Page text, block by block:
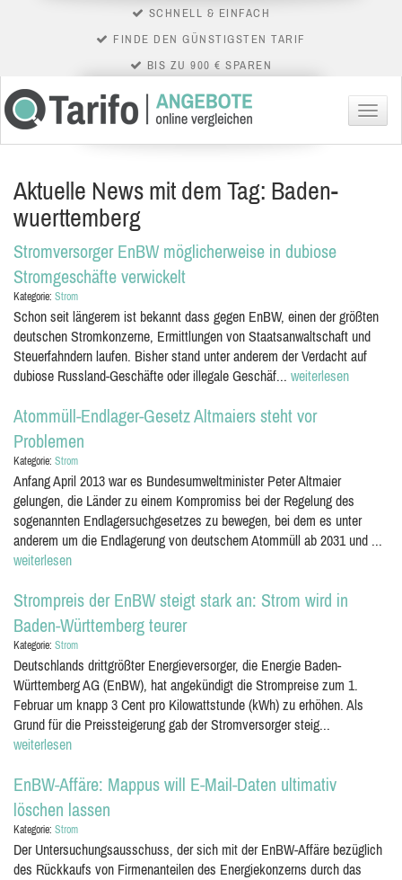
SCHNELL & EINFACH
FINDE DEN GÜNSTIGSTEN TARIF
BIS ZU 900 € SPAREN
Menü
Aktuelle News mit dem Tag: Baden-
wuerttemberg
Stromversorger EnBW möglicherweise in dubiose
Stromgeschäfte verwickelt
Kategorie: Strom
Schon seit längerem ist bekannt dass gegen EnBW, einen der größten
deutschen Stromkonzerne, Ermittlungen von Staatsanwaltschaft und
Steuerfahndern laufen. Bisher stand unter anderem der Verdacht auf
dubiose Russland-Geschäfte oder illegale Geschäf... weiterlesen
Atommüll-Endlager-Gesetz Altmaiers steht vor
Problemen
Kategorie: Strom
Anfang April 2013 war es Bundesumweltminister Peter Altmaier
gelungen, die Länder zu einem Kompromiss bei der Regelung des
sogenannten Endlagersuchgesetzes zu bewegen, bei dem es unter
anderem um die Endlagerung von deutschem Atommüll ab 2031 und ...
weiterlesen
Strompreis der EnBW steigt stark an: Strom wird in
Baden-Württemberg teurer
Kategorie: Strom
Deutschlands drittgrößter Energieversorger, die Energie Baden-
Württemberg AG (EnBW), hat angekündigt die Strompreise zum 1.
Februar um knapp 3 Cent pro Kilowattstunde (kWh) zu erhöhen. Als
Grund für die Preissteigerung gab der Stromversorger steig...
weiterlesen
EnBW-Affäre: Mappus will E-Mail-Daten ultimativ
löschen lassen
Kategorie: Strom
Der Untersuchungsausschuss, der sich mit der EnBW-Affäre bezüglich
des Rückkaufs von Firmenanteilen des Energiekonzerns durch das